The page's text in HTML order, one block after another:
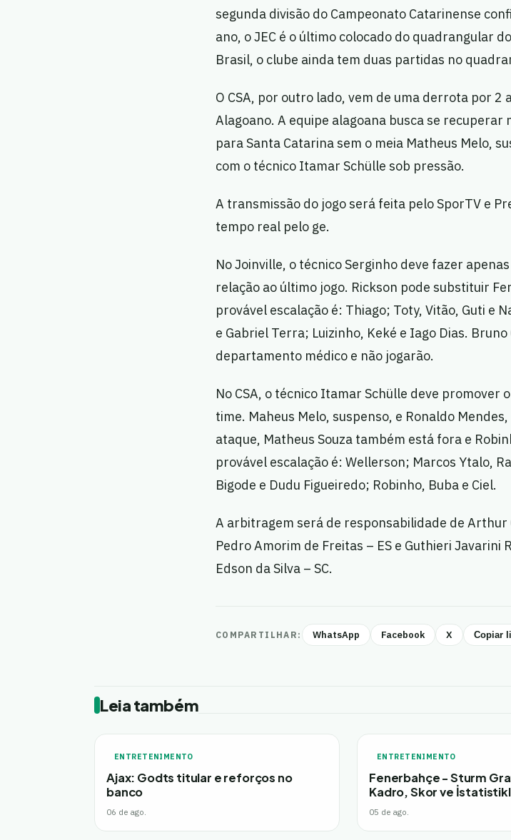
segunda divisão do Campeonato Catarinense
ano, o JEC é o último colocado do quadrangular
Brasil, o clube ainda tem duas partidas no
O CSA, por outro lado, vem de uma derrota por 2
Alagoano. A equipe alagoana busca se recuperar
para Santa Catarina sem o meia Matheus Melo,
com o técnico Itamar Schülle sob pressão.
A transmissão do jogo será feita pelo SporTV e
tempo real pelo ge.
No Joinville, o técnico Serginho deve fazer
relação ao último jogo. Rickson pode substituir
provável escalação é: Thiago; Toty, Vitão, Guti e
e Gabriel Terra; Luizinho, Keké e Iago Dias.
departamento médico e não jogarão.
No CSA, o técnico Itamar Schülle deve promover
time. Maheus Melo, suspenso, e Ronaldo
ataque, Matheus Souza também está fora e
provável escalação é: Wellerson; Marcos Ytalo,
Bigode e Dudu Figueiredo; Robinho, Buba e Ciel.
A arbitragem será de responsabilidade de Arthur
Pedro Amorim de Freitas – ES e Guthieri Javarini
Edson da Silva – SC.
COMPARTILHAR: WhatsApp Facebook X Copiar
Leia também
ENTRETENIMENTO
Ajax: Godts titular e reforços no
banco
06 de ago.
ENTRETENIMENTO
Fenerbahçe - Sturm
Kadro, Skor ve
05 de ago.